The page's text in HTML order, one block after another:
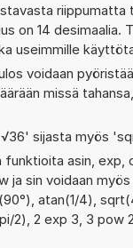
riippumatta
on 14 desimaalia.
useimmille
voidaan
missä
sijasta myös
asin, exp,
ja sin voidaan
atan(1/4),
2), 2 exp 3, 3 pow